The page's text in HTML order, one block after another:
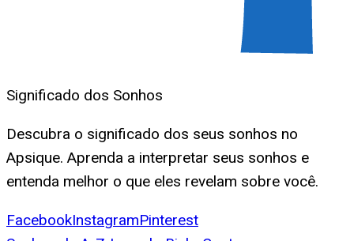
Significado dos Sonhos
Descubra o significado dos seus sonhos no
Apsique. Aprenda a interpretar seus sonhos e
entenda melhor o que eles revelam sobre você.
FacebookInstagramPinterest